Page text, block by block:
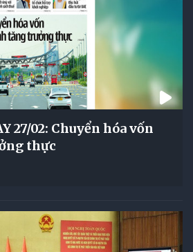
27/02: Chuyển hóa vốn
thực